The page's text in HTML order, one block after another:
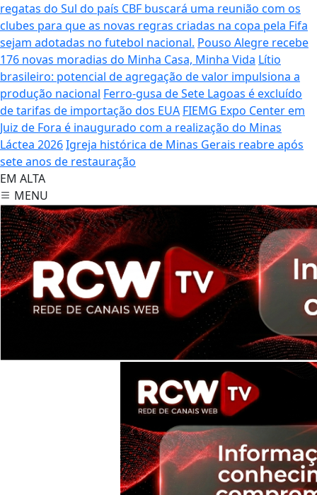
regatas do Sul do país CBF buscará uma reunião com os
clubes para que as novas regras criadas na copa pela Fifa
sejam adotadas no futebol nacional. Pouso Alegre recebe
176 novas moradias do Minha Casa, Minha Vida Lítio
brasileiro: potencial de agregação de valor impulsiona a
produção nacional Ferro-gusa de Sete Lagoas é excluído
de tarifas de importação dos EUA FIEMG Expo Center em
Juiz de Fora é inaugurado com a realização do Minas
Láctea 2026Igreja histórica de Minas Gerais reabre após
sete anos de restauração
EM ALTA
MENU